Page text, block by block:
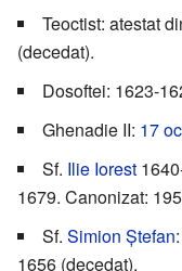
Teoctist: atestat
(decedat).
Dosoftei: 1623-
Ghenadie II: 17
Sf. Ilie Iorest
1679. Canonizat:
Sf. Simion Ştefan
1656 (decedat).